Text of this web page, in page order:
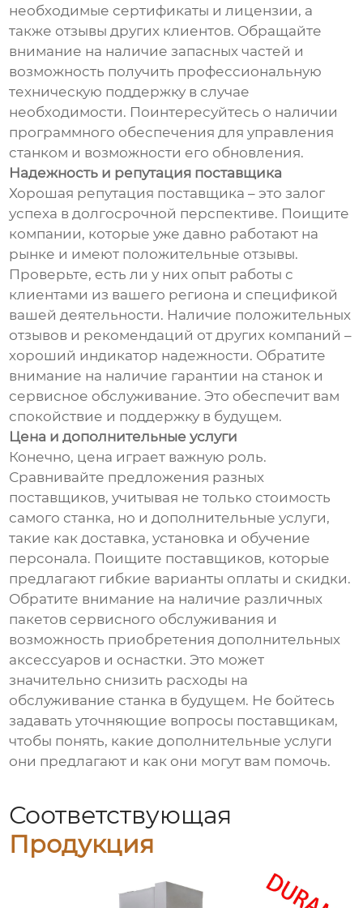
необходимые сертификаты и лицензии, а
также отзывы других клиентов. Обращайте
внимание на наличие запасных частей и
возможность получить профессиональную
техническую поддержку в случае
необходимости. Поинтересуйтесь о наличии
программного обеспечения для управления
станком и возможности его обновления.
Надежность и репутация поставщика
Хорошая репутация поставщика – это залог
успеха в долгосрочной перспективе. Поищите
компании, которые уже давно работают на
рынке и имеют положительные отзывы.
Проверьте, есть ли у них опыт работы с
клиентами из вашего региона и спецификой
вашей деятельности. Наличие положительных
отзывов и рекомендаций от других компаний –
хороший индикатор надежности. Обратите
внимание на наличие гарантии на станок и
сервисное обслуживание. Это обеспечит вам
спокойствие и поддержку в будущем.
Цена и дополнительные услуги
Конечно, цена играет важную роль.
Сравнивайте предложения разных
поставщиков, учитывая не только стоимость
самого станка, но и дополнительные услуги,
такие как доставка, установка и обучение
персонала. Поищите поставщиков, которые
предлагают гибкие варианты оплаты и скидки.
Обратите внимание на наличие различных
пакетов сервисного обслуживания и
возможность приобретения дополнительных
аксессуаров и оснастки. Это может
значительно снизить расходы на
обслуживание станка в будущем. Не бойтесь
задавать уточняющие вопросы поставщикам,
чтобы понять, какие дополнительные услуги
они предлагают и как они могут вам помочь.
Соответствующая
Продукция